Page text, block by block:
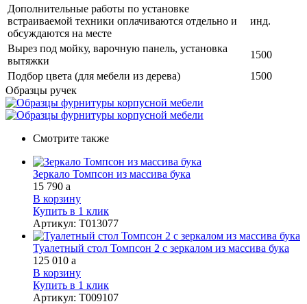
Дополнительные работы по установке
встраиваемой техники оплачиваются отдельно и
обсуждаются на месте
инд.
Вырез под мойку, варочную панель, установка
вытяжки
1500
Подбор цвета (для мебели из дерева)
1500
Образцы ручек
Смотрите также
Зеркало Томпсон из массива бука
15 790 a
В корзину
Купить в 1 клик
Артикул: Т013077
Туалетный стол Томпсон 2 с зеркалом из массива бука
125 010 a
В корзину
Купить в 1 клик
Артикул: Т009107